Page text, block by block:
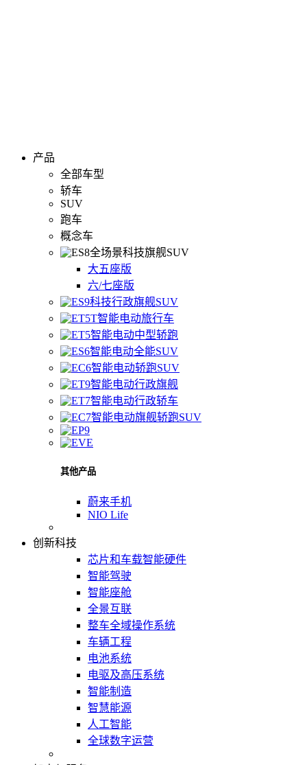
产品
全部车型
轿车
SUV
跑车
概念车
全场景科技旗舰SUV
大五座版
六/七座版
科技行政旗舰SUV
智能电动旅行车
智能电动中型轿跑
智能电动全能SUV
智能电动轿跑SUV
智能电动行政旗舰
智能电动行政轿车
智能电动旗舰轿跑SUV
其他产品
蔚来手机
NIO Life
创新科技
芯片和车载智能硬件
智能驾驶
智能座舱
全景互联
整车全域操作系统
车辆工程
电池系统
电驱及高压系统
智能制造
智慧能源
人工智能
全球数字运营